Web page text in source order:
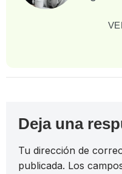
Deja una
Tu dirección de
publicada. Los